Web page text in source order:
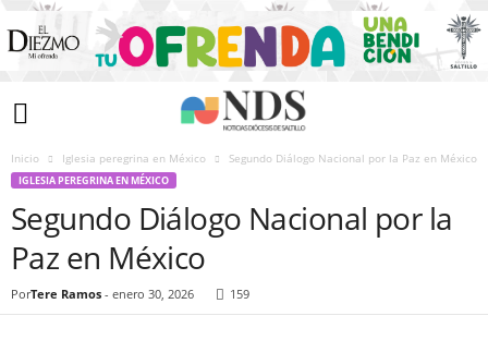
Inicio Iglesia peregrina en México Segundo Diálogo Nacional por la Paz en México
IGLESIA PEREGRINA EN MÉXICO
Segundo Diálogo Nacional por la
Paz en México
PorTere Ramos - enero 30, 2026 159